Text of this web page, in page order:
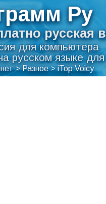
Ру
русская
для компьютера
русском языке
>Разное>iTop Voicy